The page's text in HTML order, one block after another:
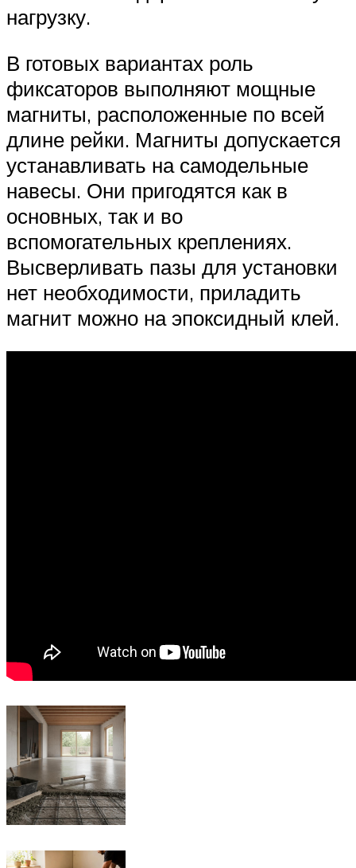
нагрузку.
В готовых вариантах роль
фиксаторов выполняют мощные
магниты, расположенные по всей
длине рейки. Магниты допускается
устанавливать на самодельные
навесы. Они пригодятся как в
основных, так и во
вспомогательных креплениях.
Высверливать пазы для установки
нет необходимости, приладить
магнит можно на эпоксидный клей.